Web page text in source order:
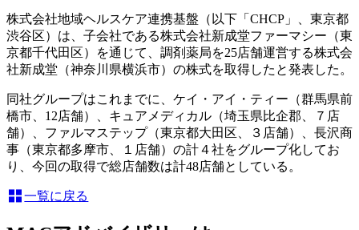
株式会社地域ヘルスケア連携基盤（以下「CHCP」、東京都
渋谷区）は、子会社である株式会社新成堂ファーマシー（東
京都千代田区）を通じて、調剤薬局を25店舗運営する株式会
社新成堂（神奈川県横浜市）の株式を取得したと発表した。
同社グループはこれまでに、ケイ・アイ・ティー（群馬県前
橋市、12店舗）、キュアメディカル（埼玉県比企郡、７店
舗）、ファルマステップ（東京都大田区、３店舗）、長沢商
事（東京都多摩市、１店舗）の計４社をグループ化してお
り、今回の取得で総店舗数は計48店舗としている。
一覧に戻る